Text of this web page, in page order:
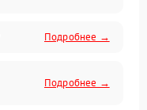
Подробнее →
Подробнее →